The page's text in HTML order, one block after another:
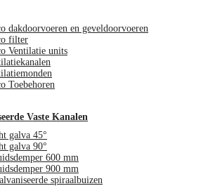
dakdoorvoeren en geveldoorvoeren
filter
Ventilatie units
Toebehoren
Vaste Kanalen
galva 45°
galva 90°
600 mm
900 mm
spiraalbuizen